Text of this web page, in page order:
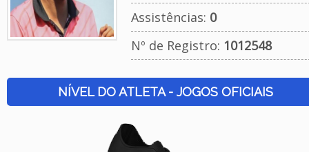
Assistências: 0
Nº de Registro: 1012548
NÍVEL DO ATLETA - JOGOS OFICIAIS